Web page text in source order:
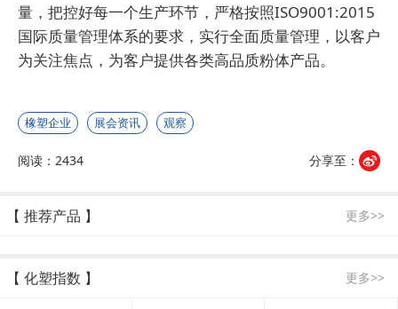
量，把控好每一个生产环节，严格按照ISO9001:2015
国际质量管理体系的要求，实行全面质量管理，以客户
为关注焦点，为客户提供各类高品质粉体产品。
橡塑企业 展会资讯 观察
阅读：2434 分享至：
【 推荐产品 】 更多>>
【 化塑指数 】 更多>>